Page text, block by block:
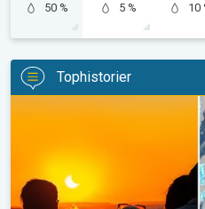
50 %
5 %
10
Tophistorier
Solformørkelse på onsdag.